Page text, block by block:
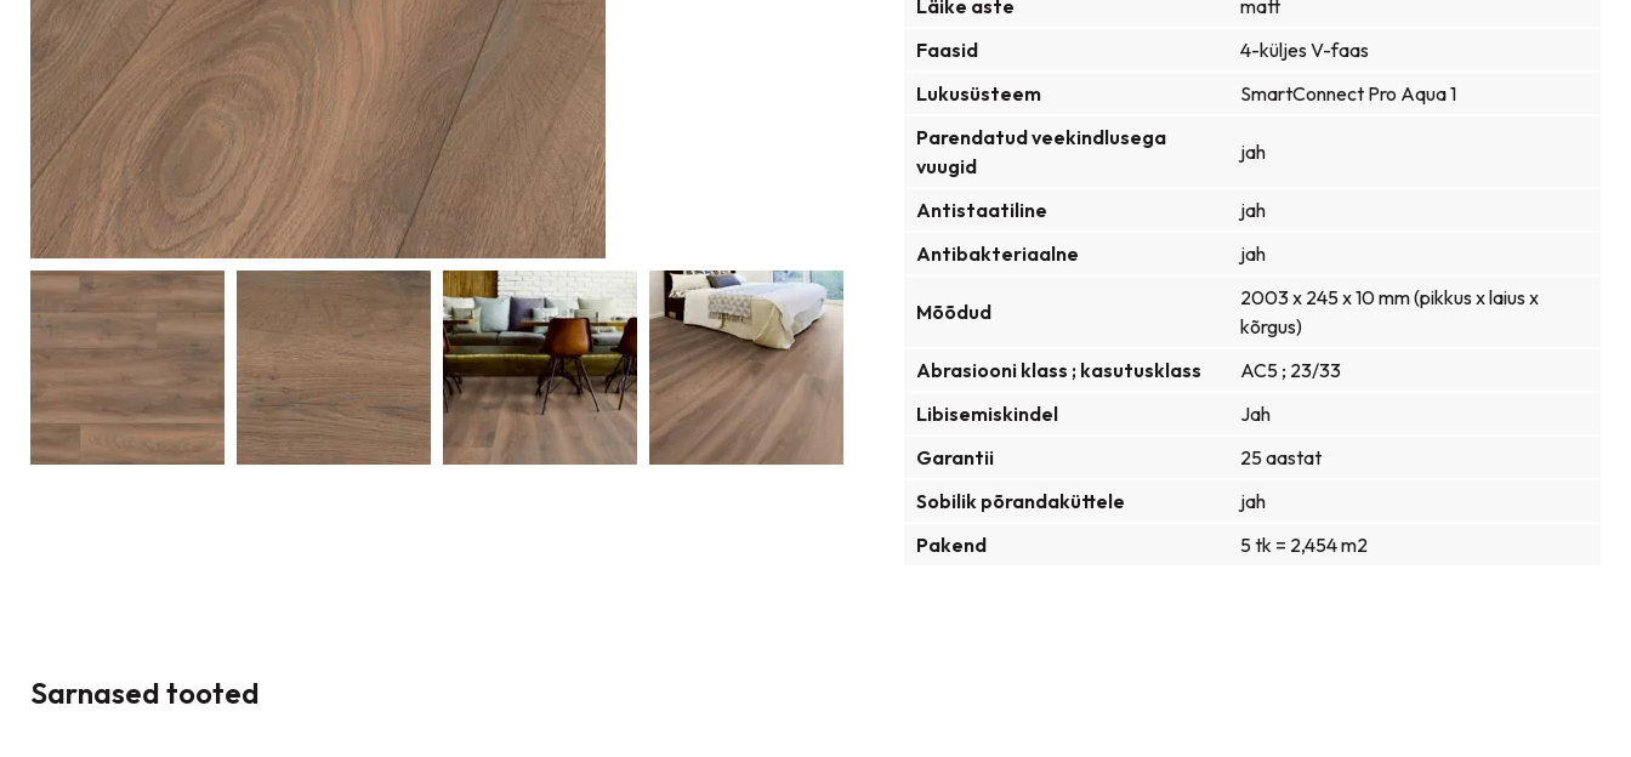
Läike aste
matt
Faasid
4-küljes V-faas
Lukusüsteem
SmartConnect Pro Aqua 1
Parendatud veekindlusega
vuugid
jah
Antistaatiline
jah
Antibakteriaalne
jah
Mõõdud
2003 x 245 x 10 mm (pikkus x laius x
kõrgus)
Abrasiooni klass ; kasutusklass
AC5 ; 23/33
Libisemiskindel
Jah
Garantii
25 aastat
Sobilik põrandaküttele
jah
Pakend
5 tk = 2,454 m2
Sarnased tooted